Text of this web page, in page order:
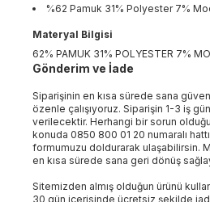
%62 Pamuk 31% Polyester 7%
Materyal Bilgisi
62% PAMUK 31% POLYESTER 7%
Gönderim ve İade
Siparişinin en kısa sürede sana
özenle çalışıyoruz. Siparişin 1-3 iş
verilecektir. Herhangi bir sorun
konuda 0850 800 01 20 numaralı
formumuzu doldurarak ulaşabilirsin.
en kısa sürede sana geri dönüş
Sitemizden almış olduğun ürünü
30 gün içerisinde ücretsiz şekilde